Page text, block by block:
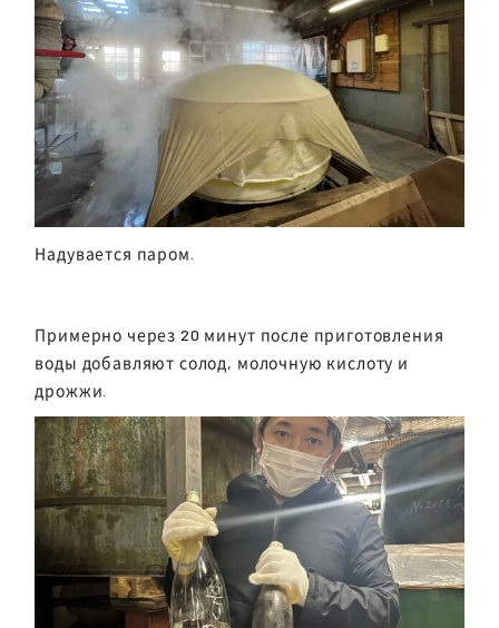
Надувается паром.
Примерно через 20 минут после приготовления
воды добавляют солод, молочную кислоту и
дрожжи.